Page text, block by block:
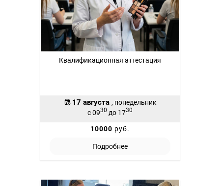
Квалификационная аттестация
17 августа , понедельник
с 0930 до 1730
10000 руб.
Подробнее